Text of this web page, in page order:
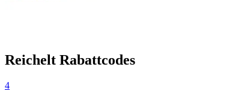
Reichelt Rabattcodes
4